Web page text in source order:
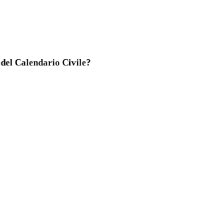
del Calendario Civile?